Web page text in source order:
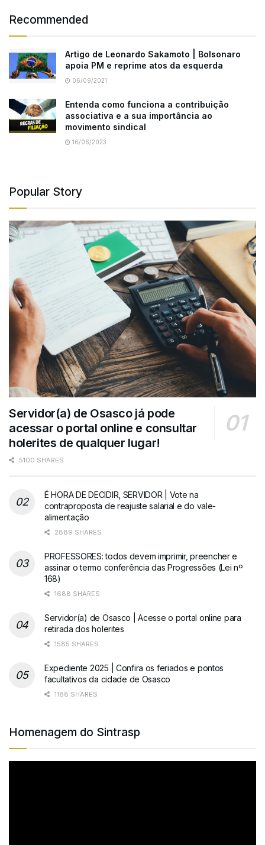
Recommended
Artigo de Leonardo Sakamoto | Bolsonaro
apoia PM e reprime atos da esquerda
06/09/2021
Entenda como funciona a contribuição
associativa e a sua importância ao
movimento sindical
16/06/2023
Popular Story
Servidor(a) de Osasco já pode
acessar o portal online e consultar
holerites de qualquer lugar!
5100 SHARES
É HORA DE DECIDIR, SERVIDOR | Vote na
contraproposta de reajuste salarial e do vale-
alimentação
2889 SHARES
PROFESSORES: todos devem imprimir, preencher e
assinar o termo conferência das Progressões (Lei nº
168)
1688 SHARES
Servidor(a) de Osasco | Acesse o portal online para
retirada dos holerites
1585 SHARES
Expediente 2025 | Confira os feriados e pontos
facultativos da cidade de Osasco
1188 SHARES
Homenagem do Sintrasp